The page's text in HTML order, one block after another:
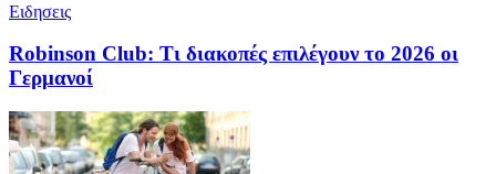
Ειδησεις
Robinson Club: Τι διακοπές επιλέγουν το 2026 οι
Γερμανοί